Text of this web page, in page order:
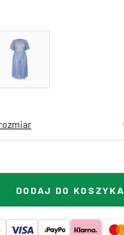
DODAJ DO KOSZYKA